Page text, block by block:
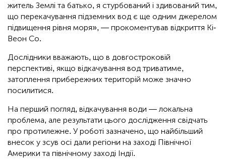
житель Землі та батько, я стурбований і здивований тим,
що перекачування підземних вод є ще одним джерелом
підвищення рівня моря», — прокоментував відкриття Кі-
Веон Со.
Дослідники вважають, що в довгостроковій
перспективі, якщо відкачування вод триватиме,
затоплення прибережних територій може значно
посилитися.
На перший погляд, відкачування води — локальна
проблема, але результати цього дослідження свідчать
про протилежне. У роботі зазначено, що найбільший
внесок у зсув осі дали регіони на заході Північної
Америки та північному заході Індії.